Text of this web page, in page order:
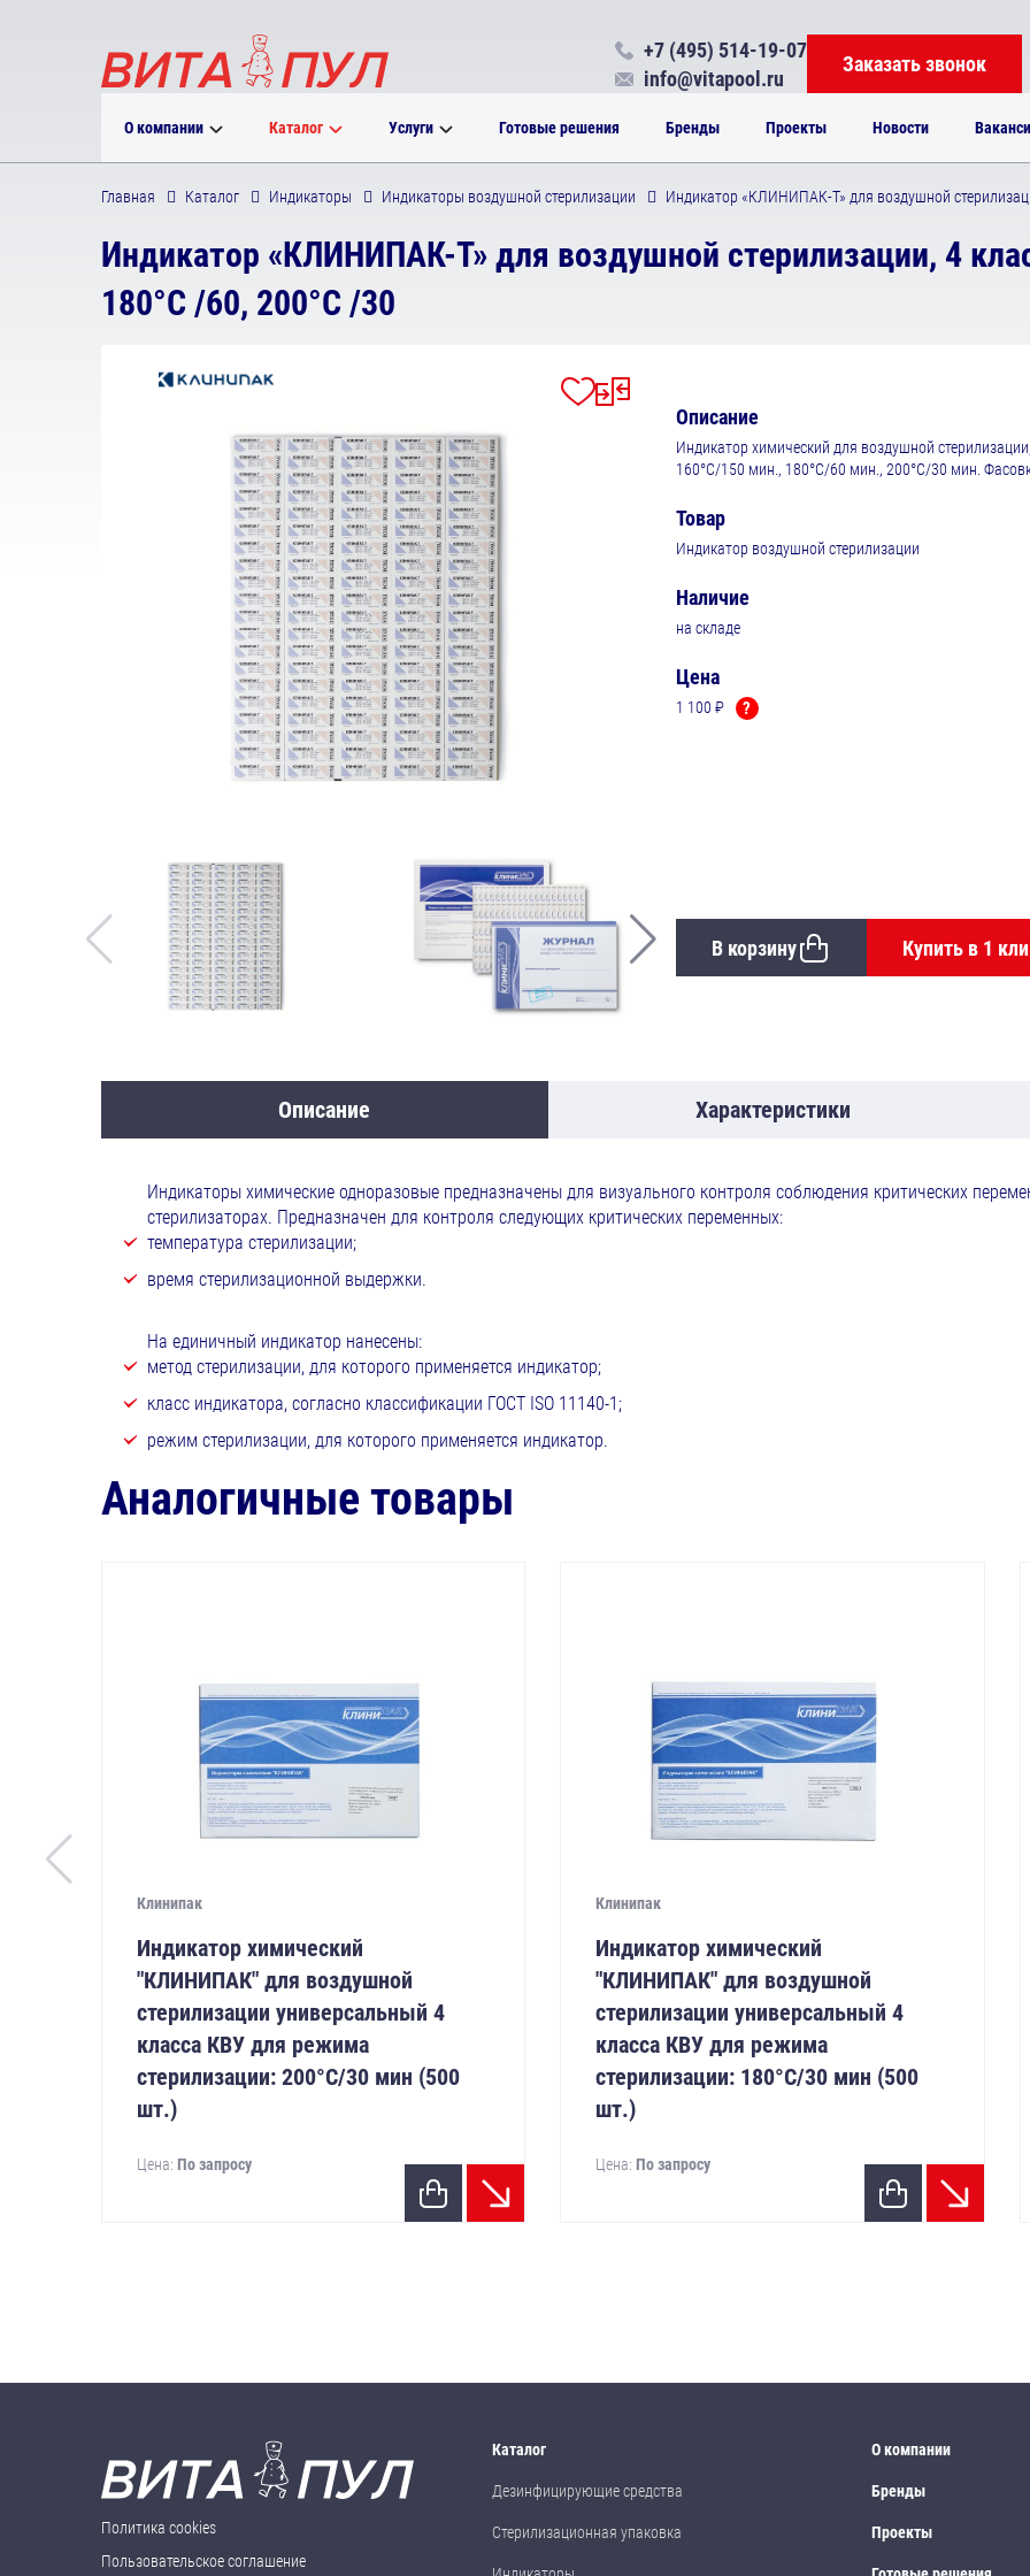
О компании Каталог Услуги Готовые решения Бренды Проекты Новости
+7 (495) 514-19-07
info@vitapool.ru
Заказать звонок
Главная Каталог Индикаторы Индикаторы воздушной стерилизации Индикатор «КЛИНИПАК-Т» для воздушной
Индикатор «КЛИНИПАК-Т» для воздушной стерилизации, 4
180°C /60, 200°C /30
Описание
Индикатор химический для воздушной
160°C/150 мин., 180°C/60 мин., 200°C/30 мин.
Товар
Индикатор воздушной стерилизации
Наличие
на складе
Цена
1 100 ₽ ?
В корзину Купить в 1
Описание Характеристики
Индикаторы химические одноразовые предназначены для визуального контроля соблюдения критических
стерилизаторах. Предназначен для контроля следующих критических переменных:
температура стерилизации;
время стерилизационной выдержки.
На единичный индикатор нанесены:
метод стерилизации, для которого применяется индикатор;
класс индикатора, согласно классификации ГОСТ ISO 11140-1;
режим стерилизации, для которого применяется индикатор.
Аналогичные товары
Клинипак
Индикатор химический
"КЛИНИПАК" для воздушной
стерилизации универсальный 4
класса КВУ для режима
стерилизации: 200°С/30 мин (500
шт.)
Цена: По запросу
Клинипак
Индикатор химический
"КЛИНИПАК" для воздушной
стерилизации универсальный 4
класса КВУ для режима
стерилизации: 180°С/30 мин (500
шт.)
Цена:По запросу
Политика cookies
Пользовательское соглашение
Каталог
Дезинфицирующие средства
Стерилизационная упаковка
О компании
Бренды
Проекты